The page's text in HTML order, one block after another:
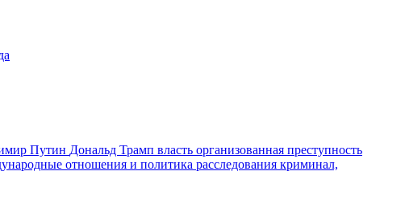
Путин Дональд Трамп власть организованная преступность
отношения и политика расследования криминал,